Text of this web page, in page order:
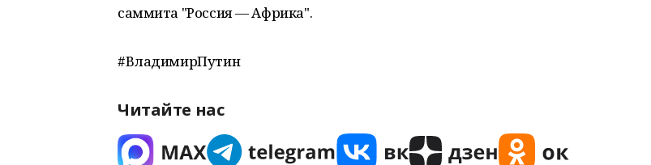
саммита "Россия — Африка".
#ВладимирПутин
Читайте нас